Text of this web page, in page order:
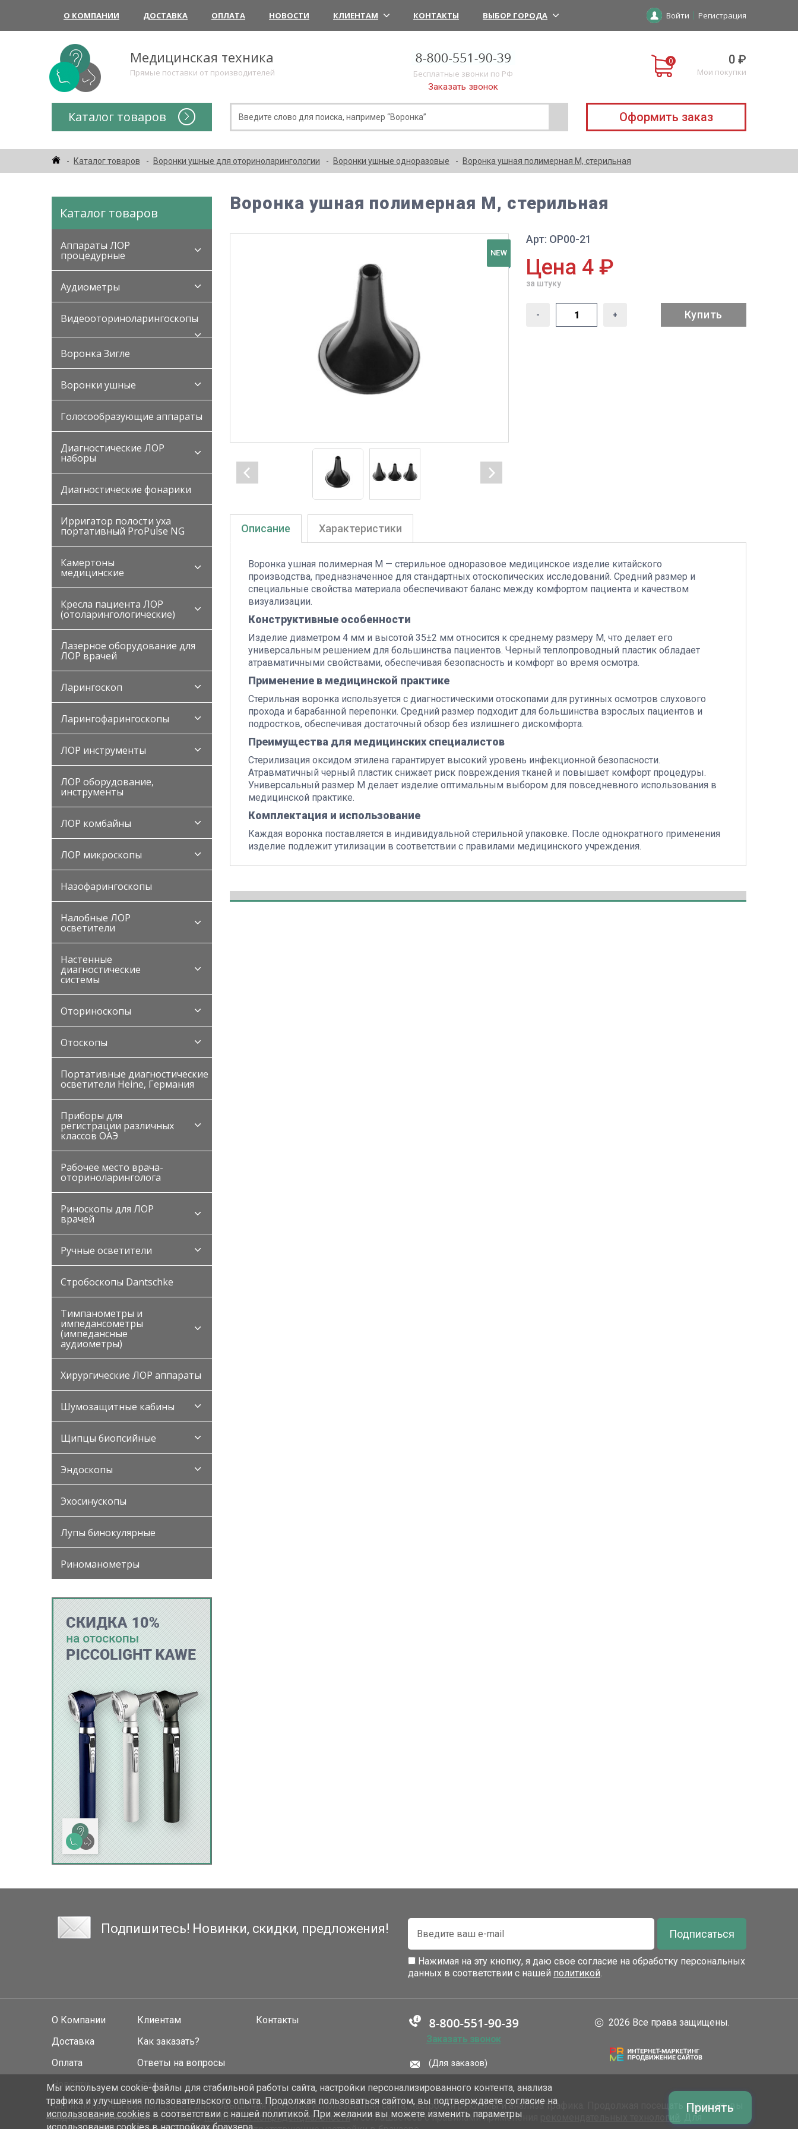
О КОМПАНИИ ДОСТАВКА ОПЛАТА НОВОСТИ КЛИЕНТАМ КОНТАКТЫ ВЫБОР ГОРОДА Войти Регистрация
Медицинская техника
Прямые поставки от производителей
Бесплатные звонки по РФ
Заказать звонок
0 ₽
Мои покупки
Каталог товаров Оформить заказ
Каталог товаров Воронки ушные для оториноларингологии Воронки ушные одноразовые Воронка ушная полимерная M, стерильная
Каталог товаров
Аппараты ЛОР
процедурные
Аудиометры
Видеооториноларингоскопы
Воронка Зигле
Воронки ушные
Голосообразующие аппараты
Диагностические ЛОР
наборы
Диагностические фонарики
Ирригатор полости уха
портативный ProPulse NG
Камертоны
медицинские
Кресла пациента ЛОР
(отоларингологические)
Лазерное оборудование для
ЛОР врачей
Ларингоскоп
Ларингофарингоскопы
ЛОР инструменты
ЛОР оборудование,
инструменты
ЛОР комбайны
ЛОР микроскопы
Назофарингоскопы
Налобные ЛОР
осветители
Настенные
диагностические
системы
Оториноскопы
Отоскопы
Портативные диагностические
осветители Heine, Германия
Приборы для
регистрации различных
классов ОАЭ
Рабочее место врача-
оториноларинголога
Риноскопы для ЛОР
врачей
Ручные осветители
Стробоскопы Dantschke
Тимпанометры и
импедансометры
(импедансные
аудиометры)
Хирургические ЛОР аппараты
Шумозащитные кабины
Щипцы биопсийные
Эндоскопы
Эхосинускопы
Лупы бинокулярные
Риноманометры
Воронка ушная полимерная M, стерильная
NEW
Арт: ОР00-21
Цена 4 ₽
за штуку
- + Купить
Описание
Воронка ушная полимерная M — стерильное одноразовое медицинское изделие китайского
производства, предназначенное для стандартных отоскопических исследований. Средний размер и
специальные свойства материала обеспечивают баланс между комфортом пациента и качеством
визуализации.
Конструктивные особенности
Изделие диаметром 4 мм и высотой 35±2 мм относится к среднему размеру M, что делает его
универсальным решением для большинства пациентов. Черный теплопроводный пластик обладает
атравматичными свойствами, обеспечивая безопасность и комфорт во время осмотра.
Применение в медицинской практике
Стерильная воронка используется с диагностическими отоскопами для рутинных осмотров слухового
прохода и барабанной перепонки. Средний размер подходит для большинства взрослых пациентов и
подростков, обеспечивая достаточный обзор без излишнего дискомфорта.
Преимущества для медицинских специалистов
Стерилизация оксидом этилена гарантирует высокий уровень инфекционной безопасности.
Атравматичный черный пластик снижает риск повреждения тканей и повышает комфорт процедуры.
Универсальный размер M делает изделие оптимальным выбором для повседневного использования в
медицинской практике.
Комплектация и использование
Каждая воронка поставляется в индивидуальной стерильной упаковке. После однократного применения
изделие подлежит утилизации в соответствии с правилами медицинского учреждения.
Характеристики
Подпишитесь! Новинки, скидки, предложения! Подписаться
Нажимая на эту кнопку, я даю свое согласие на обработку персональных
данных в соответствии с нашей политикой.
О Компании
Доставка
Оплата
Новости
Клиентам
Как заказать?
Ответы на вопросы
Статьи
Контакты
Заказать звонок
(Для заказов)
2026 Все права защищены.
Мы используем файлыcookiesдля повышения удобства использования сайта, настройки рекламы и анализа трафика. Продолжая посещать наш сайт, вы
подтверждаете согласие с нашей политикой конфиденциальностии соглашаетесь с правилами применения рекомендательных технологий
. Для
Мы используем cookie-файлы для стабильной работы сайта, настройки персонализированного контента, анализа
трафика и улучшения пользовательского опыта. Продолжая пользоваться сайтом, вы подтверждаете согласие на
использование cookies в соответствии с нашей политикой. При желании вы можете изменить параметры
Принять